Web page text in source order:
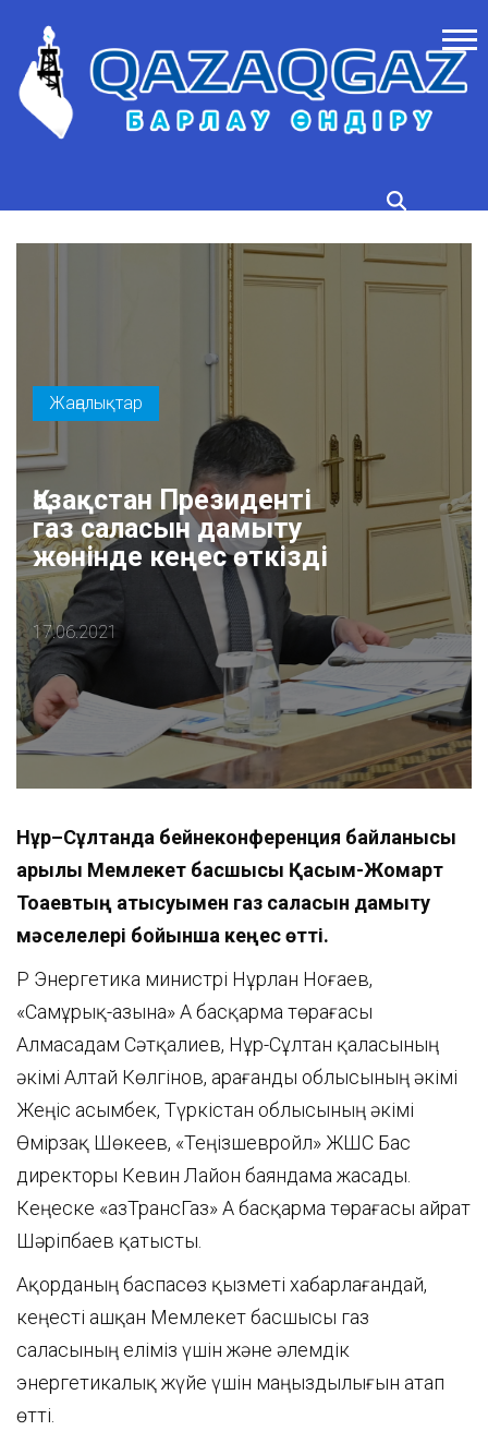
Жаңалықтар
Қазақстан Президенті
газ саласын дамыту
жөнінде кеңес өткізді
17.06.2021
Нұр–Сұлтанда бейнеконференция байланысы
арқылы Мемлекет басшысы Қасым-Жомарт
Тоқаевтың қатысуымен газ саласын дамыту
мәселелері бойынша кеңес өтті.
ҚР Энергетика министрі Нұрлан Ноғаев,
«Самұрық-Қазына» АҚ басқарма төрағасы
Алмасадам Сәтқалиев, Нұр-Сұлтан қаласының
әкімі Алтай Көлгінов, Қарағанды облысының әкімі
Жеңіс Қасымбек, Түркістан облысының әкімі
Өмірзақ Шөкеев, «Теңізшевройл» ЖШС Бас
директоры Кевин Лайон баяндама жасады.
Кеңеске «ҚазТрансГаз» АҚ басқарма төрағасы Қайрат
Шәріпбаев қатысты.
Ақорданың баспасөз қызметі хабарлағандай,
кеңесті ашқан Мемлекет басшысы газ
саласының еліміз үшін және әлемдік
энергетикалық жүйе үшін маңыздылығын атап
өтті.